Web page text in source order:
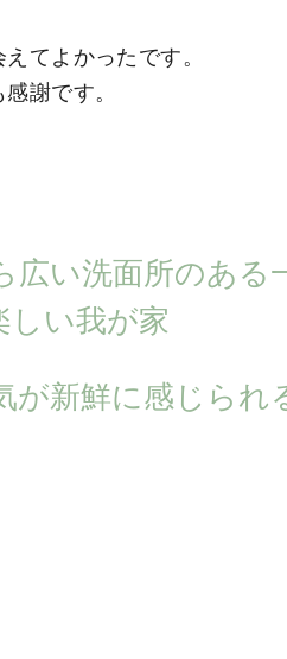
てよかったです。
謝です。
広い洗面所のある
しい我が家
が新鮮に感じられ